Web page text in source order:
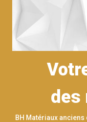
des
BH Matériaux